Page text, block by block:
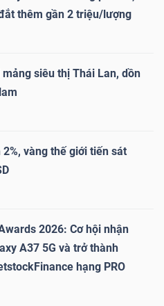
thêm gần 2 triệu/lượng
siêu thị Thái Lan, dồn
vàng thế giới tiến sát
2026: Cơ hội nhận
A37 5G và trở thành
hạng PRO